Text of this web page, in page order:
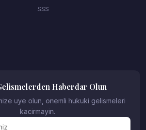
SSS
Haberdar Olun
uye olun, onemli hukuki gelismeleri
kacirmayin.